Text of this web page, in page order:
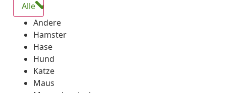
Alle
Andere
Hamster
Hase
Hund
Katze
Maus